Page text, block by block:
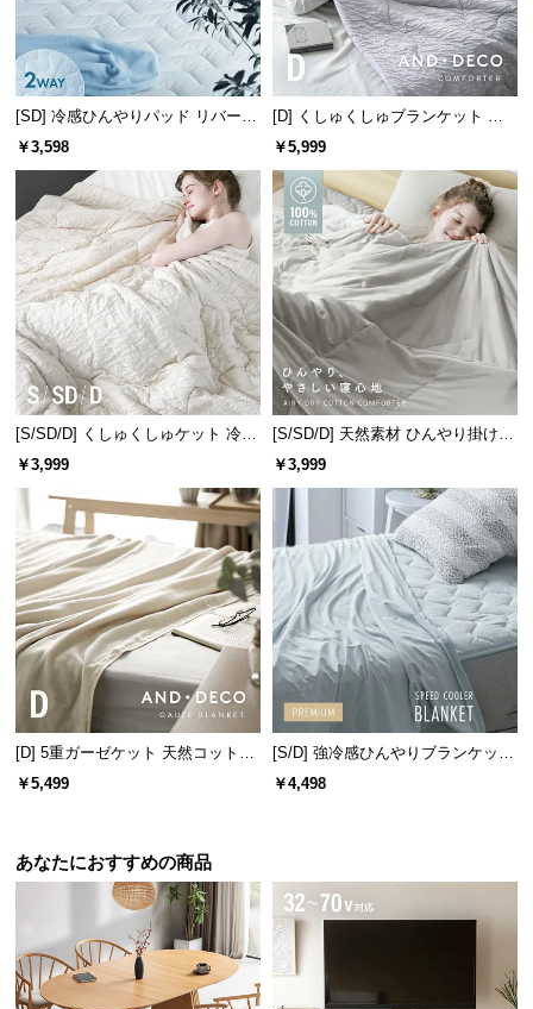
小
型
商
品
の
配
送
に
つ
い
て
開
梱
設
置
サ
ー
ビ
ス
に
つ
い
て
搬
入
つ
い
返
品・
[SD] 冷感ひんやりパッド リバーシ
ブル 速乾 抗菌 洗える
￥3,598
[D] くしゅくしゅブランケット レ
ーヨン100% とろける肌触り
￥5,999
[S/SD/D] くしゅくしゅケット 冷感
リバーシブル 洗える
￥3,999
[S/SD/D] 天然素材 ひんやり掛け布
団 綿100% リバーシブル 洗える
￥3,999
[D] 5重ガーゼケット 天然コットン
100% 速乾 抗菌 洗える
￥5,499
[S/D] 強冷感ひんやりブランケット
リバーシブル プレミアム 速乾 抗
￥4,498
あなたにおすすめの商品